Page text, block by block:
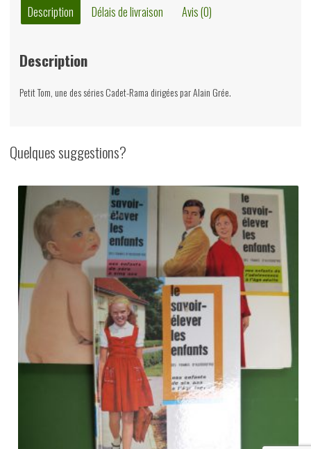
de
la
Gérard
&
1969
Description Délais de livraison Avis (0)
Description
Petit Tom, une des séries Cadet-Rama dirigées par Alain Grée.
Quelques suggestions?